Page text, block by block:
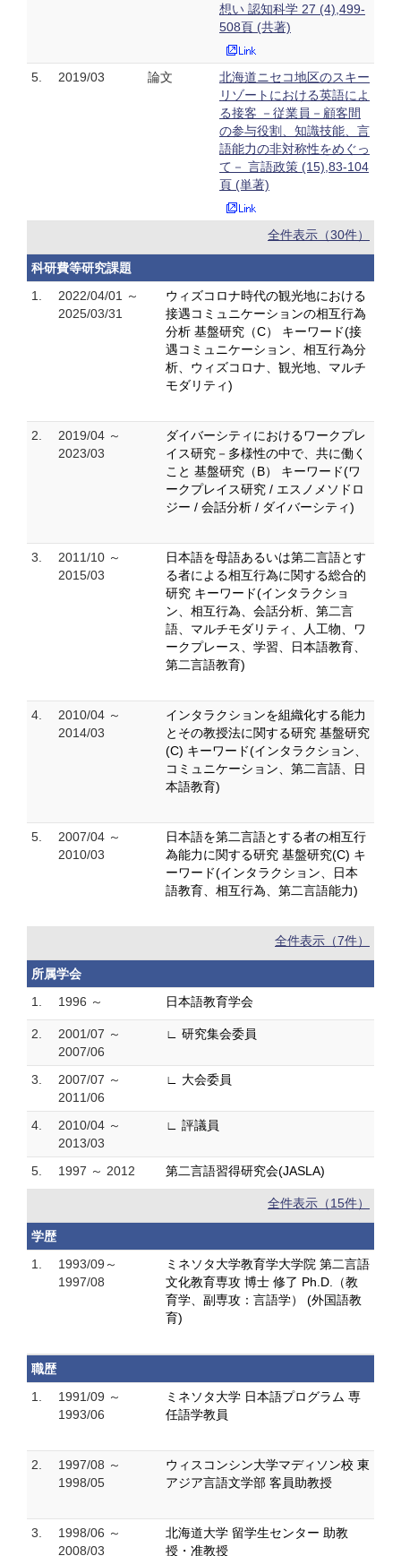
想い 認知科学 27 (4),499-
508頁 (共著)
5. 2019/03 論文
北海道ニセコ地区のスキー
リゾートにおける英語によ
る接客 －従業員－顧客間
の参与役割、知識技能、言
語能力の非対称性をめぐっ
て－ 言語政策 (15),83-104
頁 (単著)
全件表示（30件）
科研費等研究課題
1.
2022/04/01 ～
2025/03/31
ウィズコロナ時代の観光地における
接遇コミュニケーションの相互行為
分析 基盤研究（C） キーワード(接
遇コミュニケーション、相互行為分
析、ウィズコロナ、観光地、マルチ
モダリティ)
2.
2019/04 ～
2023/03
ダイバーシティにおけるワークプレ
イス研究－多様性の中で、共に働く
こと 基盤研究（B） キーワード(ワ
ークプレイス研究 / エスノメソドロ
ジー / 会話分析 / ダイバーシティ)
3.
2011/10 ～
2015/03
日本語を母語あるいは第二言語とす
る者による相互行為に関する総合的
研究 キーワード(インタラクショ
ン、相互行為、会話分析、第二言
語、マルチモダリティ、人工物、ワ
ークプレース、学習、日本語教育、
第二言語教育)
4.
2010/04 ～
2014/03
インタラクションを組織化する能力
とその教授法に関する研究 基盤研究
(C) キーワード(インタラクション、
コミュニケーション、第二言語、日
本語教育)
5.
2007/04 ～
2010/03
日本語を第二言語とする者の相互行
為能力に関する研究 基盤研究(C) キ
ーワード(インタラクション、日本
語教育、相互行為、第二言語能力)
全件表示（7件）
所属学会
1.
1996 ～ 日本語教育学会
2.
2001/07 ～
2007/06
∟ 研究集会委員
3.
2007/07 ～
2011/06
∟ 大会委員
4.
2010/04 ～
2013/03
∟ 評議員
5. 1997 ～ 2012 第二言語習得研究会(JASLA)
全件表示（15件）
学歴
1.
1993/09～
1997/08
ミネソタ大学教育学大学院 第二言語
文化教育専攻 博士 修了 Ph.D.（教
育学、副専攻：言語学） (外国語教
育)
職歴
1.
1991/09 ～
1993/06
ミネソタ大学 日本語プログラム 専
任語学教員
2.
1997/08 ～
1998/05
ウィスコンシン大学マディソン校 東
アジア言語文学部 客員助教授
3.
1998/06 ～
2008/03
北海道大学 留学生センター 助教
授・准教授